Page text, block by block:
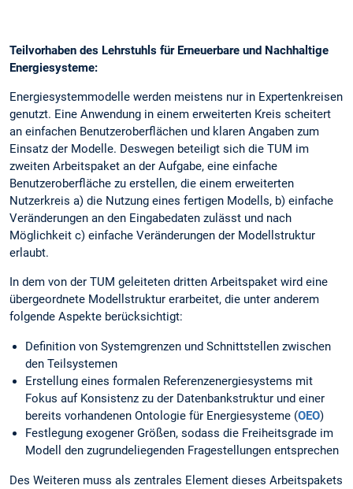
Teilvorhaben des Lehrstuhls für Erneuerbare und Nachhaltige
Energiesysteme:
Energiesystemmodelle werden meistens nur in Expertenkreisen
genutzt. Eine Anwendung in einem erweiterten Kreis scheitert
an einfachen Benutzeroberflächen und klaren Angaben zum
Einsatz der Modelle. Deswegen beteiligt sich die TUM im
zweiten Arbeitspaket an der Aufgabe, eine einfache
Benutzeroberfläche zu erstellen, die einem erweiterten
Nutzerkreis a) die Nutzung eines fertigen Modells, b) einfache
Veränderungen an den Eingabedaten zulässt und nach
Möglichkeit c) einfache Veränderungen der Modellstruktur
erlaubt.
In dem von der TUM geleiteten dritten Arbeitspaket wird eine
übergeordnete Modellstruktur erarbeitet, die unter anderem
folgende Aspekte berücksichtigt:
Definition von Systemgrenzen und Schnittstellen zwischen
den Teilsystemen
Erstellung eines formalen Referenzenergiesystems mit
Fokus auf Konsistenz zu der Datenbankstruktur und einer
bereits vorhandenen Ontologie für Energiesysteme (OEO)
Festlegung exogener Größen, sodass die Freiheitsgrade im
Modell den zugrundeliegenden Fragestellungen entsprechen
Des Weiteren muss als zentrales Element dieses Arbeitspakets